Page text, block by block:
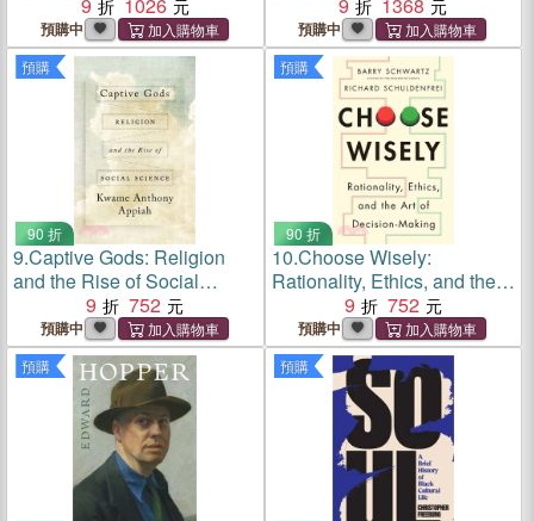
預購中 預購中
預購
90 折
9.Captive Gods: Religion
and the Rise of Social
9 752
預購中
預購
90 折
10.Choose Wisely:
Rationality, Ethics, and the
Art of Decision-Making
9 752
預購中
預購 預購